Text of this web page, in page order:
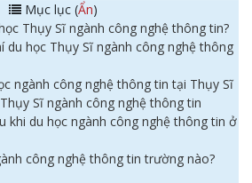
Mục lục (Ẩn)
Thụy Sĩ ngành công nghệ thông tin?
du học Thụy Sĩ ngành công nghệ thông
ngành công nghệ thông tin tại Thụy Sĩ
Sĩ ngành công nghệ thông tin
khi du học ngành công nghệ thông tin ở
công nghệ thông tin trường nào?